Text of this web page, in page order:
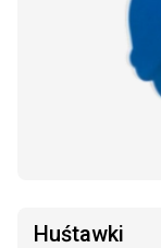
Huśtawki